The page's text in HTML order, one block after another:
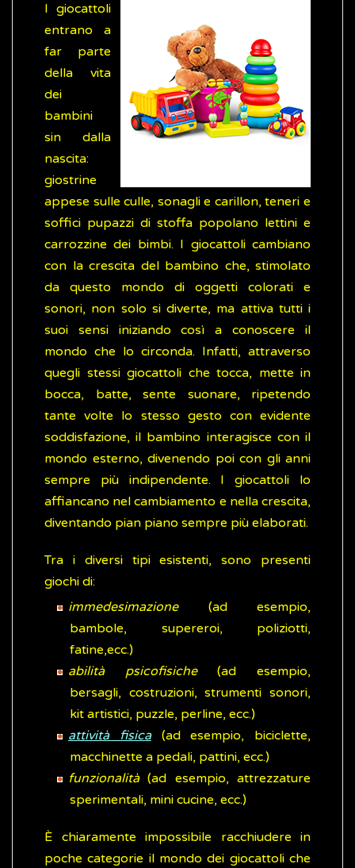
I giocattoli
entrano a
far parte
della vita
dei
bambini
sin dalla
nascita:
giostrine
appese sulle culle, sonagli e carillon, teneri e
soffici pupazzi di stoffa popolano lettini e
carrozzine dei bimbi. I giocattoli cambiano
con la crescita del bambino che, stimolato
da questo mondo di oggetti colorati e
sonori, non solo si diverte, ma attiva tutti i
suoi sensi iniziando così a conoscere il
mondo che lo circonda. Infatti, attraverso
quegli stessi giocattoli che tocca, mette in
bocca, batte, sente suonare, ripetendo
tante volte lo stesso gesto con evidente
soddisfazione, il bambino interagisce con il
mondo esterno, divenendo poi con gli anni
sempre più indipendente. I giocattoli lo
affiancano nel cambiamento e nella crescita,
diventando pian piano sempre più elaborati.
Tra i diversi tipi esistenti, sono presenti
giochi di:
immedesimazione(ad esempio,
bambole, supereroi, poliziotti,
fatine,ecc.)
abilità psicofisiche(ad esempio,
bersagli, costruzioni, strumenti sonori,
kit artistici, puzzle, perline, ecc.)
attività fisica(ad esempio, biciclette,
macchinette a pedali, pattini, ecc.)
funzionalità(ad esempio, attrezzature
sperimentali, mini cucine, ecc.)
È chiaramente impossibile racchiudere in
poche categorie il mondo dei giocattoli che